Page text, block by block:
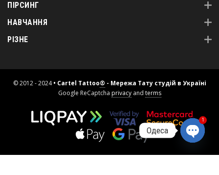
ПІРСИНГ
НАВЧАННЯ
РІЗНЕ
© 2012 - 2024• Cartel Tattoo® - Мережа Тату студій в Україні
Google ReCaptcha privacyand terms
Одеса
chaty
1